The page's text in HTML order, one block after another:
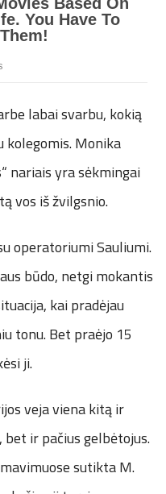
labai svarbu, kokią
Monika
nariais yra sėkmingai
vos iš žvilgsnio.
operatoriumi Sauliumi.
būdo, netgi mokantis
kai pradėjau
tonu. Bet praėjo 15
ji.
veja viena kitą ir
ir pačius gelbėtojus.
sutikta M.